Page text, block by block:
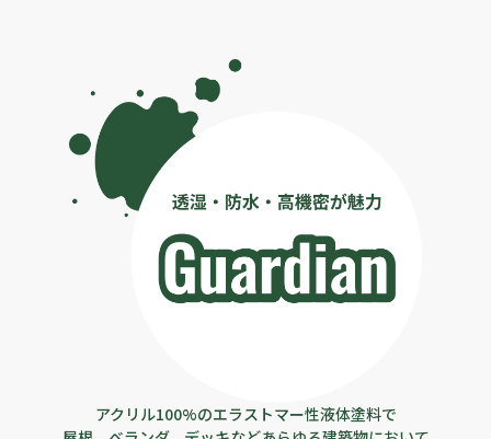
アクリル100%のエラストマー性液体塗料で